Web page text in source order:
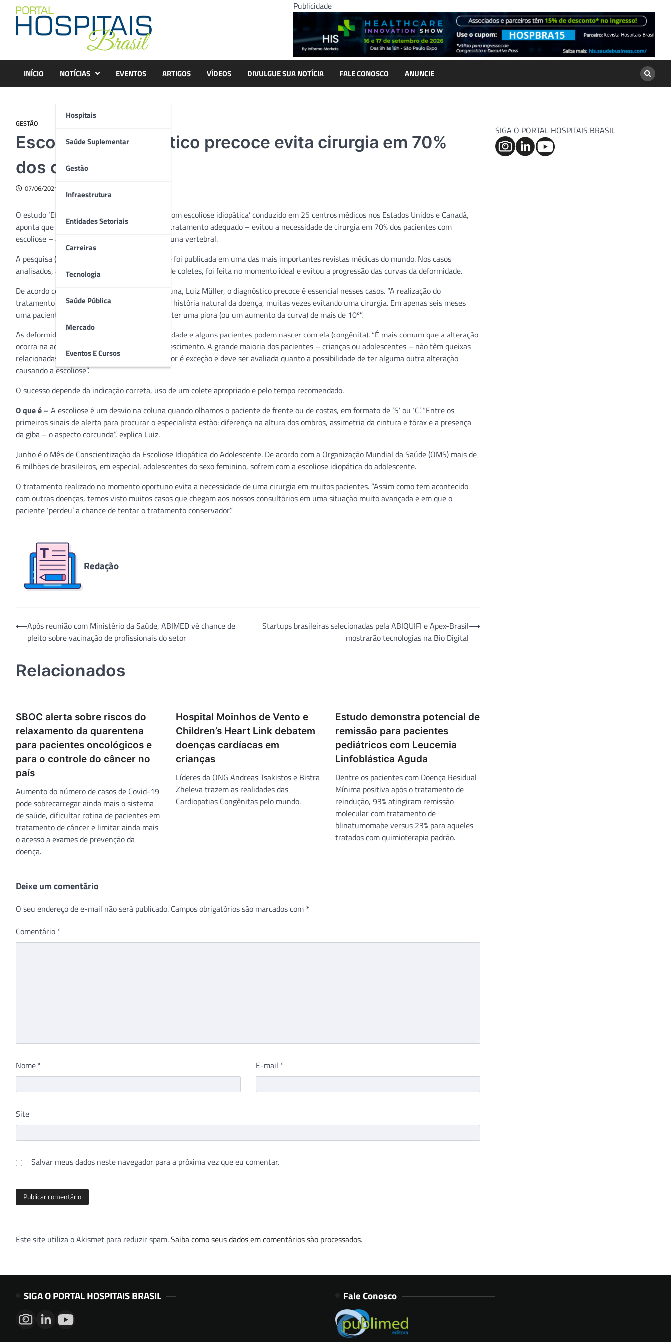
content
Publicidade
INÍCIO NOTÍCIAS
Hospitais
Saúde Suplementar
Gestão
Infraestrutura
Entidades Setoriais
Carreiras
Tecnologia
Saúde Pública
Mercado
Eventos E Cursos
EVENTOS ARTIGOS VÍDEOS DIVULGUE SUA NOTÍCIA FALE CONOSCO ANUNCIE
GESTÃO
Escoliose: diagnóstico precoce evita cirurgia em 70%
dos casos
07/06/2021
O estudo ‘Efeitos da órtese em adolescentes com escoliose idiopática’ conduzido em 25 centros médicos nos Estados Unidos e Canadá,
aponta que o diagnóstico precoce – aliado ao tratamento adequado – evitou a necessidade de cirurgia em 70% dos pacientes com
escoliose – a deformidade mais comum na coluna vertebral.
A pesquisa (2013) sobre o tratamento precoce foi publicada em uma das mais importantes revistas médicas do mundo. Nos casos
analisados, a intervenção médica, com o uso de coletes, foi feita no momento ideal e evitou a progressão das curvas da deformidade.
De acordo com o cirurgião especialista em coluna, Luiz Müller, o diagnóstico precoce é essencial nesses casos. “A realização do
tratamento em curvas menores pode mudar a história natural da doença, muitas vezes evitando uma cirurgia. Em apenas seis meses
uma paciente no estirão do crescimento pode ter uma piora (ou um aumento da curva) de mais de 10º”.
As deformidades podem ocorrer em qualquer idade e alguns pacientes podem nascer com ela (congênita). “É mais comum que a alteração
ocorra na adolescência, perto do estirão de crescimento. A grande maioria dos pacientes – crianças ou adolescentes – não têm queixas
relacionadas, apenas a deformidade em si. A dor é exceção e deve ser avaliada quanto a possibilidade de ter alguma outra alteração
causando a escoliose”.
O sucesso depende da indicação correta, uso de um colete apropriado e pelo tempo recomendado.
O que é – A escoliose é um desvio na coluna quando olhamos o paciente de frente ou de costas, em formato de ‘S’ ou ‘C’. “Entre os
primeiros sinais de alerta para procurar o especialista estão: diferença na altura dos ombros, assimetria da cintura e tórax e a presença
da giba – o aspecto corcunda”, explica Luiz.
Junho é o Mês de Conscientização da Escoliose Idiopática do Adolescente. De acordo com a Organização Mundial da Saúde (OMS) mais de
6 milhões de brasileiros, em especial, adolescentes do sexo feminino, sofrem com a escoliose idiopática do adolescente.
O tratamento realizado no momento oportuno evita a necessidade de uma cirurgia em muitos pacientes. “Assim como tem acontecido
com outras doenças, temos visto muitos casos que chegam aos nossos consultórios em uma situação muito avançada e em que o
paciente ‘perdeu’ a chance de tentar o tratamento conservador.”
Redação
Navegação
⟵Após reunião com Ministério da Saúde, ABIMED vê chance de
pleito sobre vacinação de profissionais do setor
Startups brasileiras selecionadas pela ABIQUIFI e Apex-Brasil
mostrarão tecnologias na Bio Digital
⟶
Relacionados
SBOC alerta sobre riscos do
relaxamento da quarentena
para pacientes oncológicos e
para o controle do câncer no
país
Aumento do número de casos de Covid-19
pode sobrecarregar ainda mais o sistema
de saúde, dificultar rotina de pacientes em
tratamento de câncer e limitar ainda mais
o acesso a exames de prevenção da
doença.
Hospital Moinhos de Vento e
Children’s Heart Link debatem
doenças cardíacas em
crianças
Líderes da ONG Andreas Tsakistos e Bistra
Zheleva trazem as realidades das
Cardiopatias Congênitas pelo mundo.
Estudo demonstra potencial de
remissão para pacientes
pediátricos com Leucemia
Linfoblástica Aguda
Dentre os pacientes com Doença Residual
Mínima positiva após o tratamento de
reindução, 93% atingiram remissão
molecular com tratamento de
blinatumomabe versus 23% para aqueles
tratados com quimioterapia padrão.
Deixe um comentário
O seu endereço de e-mail não será publicado. Campos obrigatórios são marcados com *
Comentário *
Nome * E-mail *
Site
Salvar meus dados neste navegador para a próxima vez que eu comentar.
Este site utiliza o Akismet para reduzir spam.Saiba como seus dados em comentários são processados.
SIGA O PORTAL HOSPITAIS BRASIL
SIGA O PORTAL HOSPITAIS BRASIL Fale Conosco